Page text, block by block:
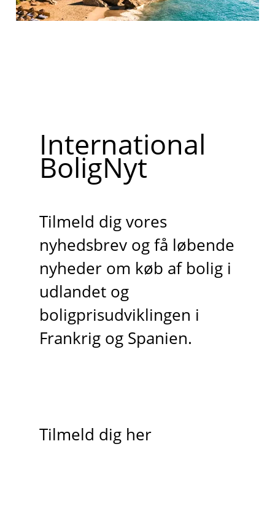
International
BoligNyt
Tilmeld dig vores
nyhedsbrev og få løbende
nyheder om køb af bolig i
udlandet og
boligprisudviklingen i
Frankrig og Spanien.
Tilmeld dig her